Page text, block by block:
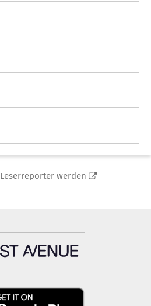
Leserreporter werden